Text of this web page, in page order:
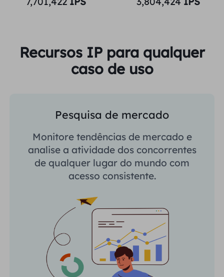
Recursos IP para qualquer
caso de uso
Pesquisa de mercado
Monitore tendências de mercado e
analise a atividade dos concorrentes
de qualquer lugar do mundo com
acesso consistente.